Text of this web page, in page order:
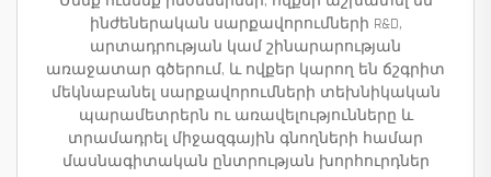
ինժեներական սարքավորումների R&D,
արտադրության կամ շինարարության
առաջատար գծերում, և ովքեր կարող են ճշգրիտ
մեկնաբանել սարքավորումների տեխնիկական
պարամետրերն ու առավելությունները և
տրամադրել միջազգային գնողների համար
մասնագիտական ընտրության խորհուրդներ